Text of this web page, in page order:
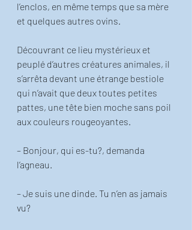
l’enclos, en même temps que sa mère
et quelques autres ovins.
Découvrant ce lieu mystérieux et
peuplé d’autres créatures animales, il
s’arrêta devant une étrange bestiole
qui n’avait que deux toutes petites
pattes, une tête bien moche sans poil
aux couleurs rougeoyantes.
– Bonjour, qui es-tu?, demanda
l’agneau.
– Je suis une dinde. Tu n’en as jamais
vu?